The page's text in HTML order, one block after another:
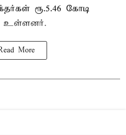
ரூ.5.46 கோடி
உள்ளனர்.
More